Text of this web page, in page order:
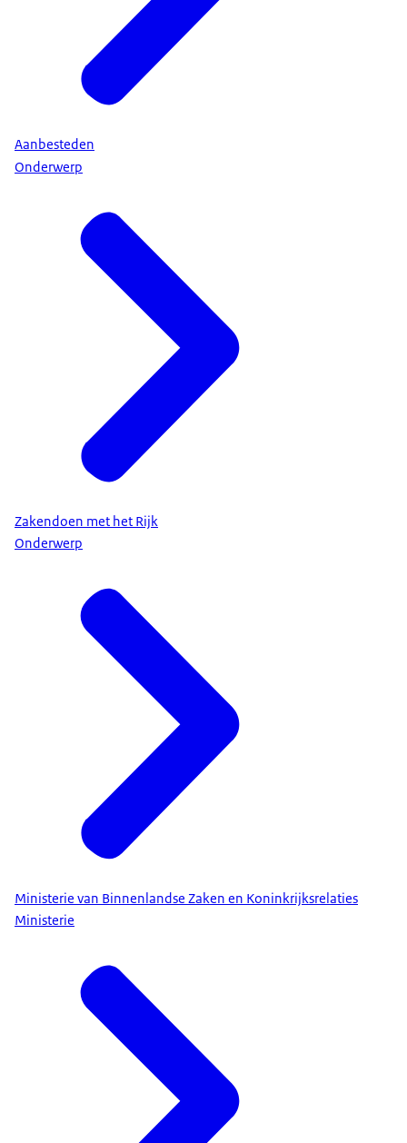
Aanbesteden
Onderwerp
Zakendoen met het Rijk
Onderwerp
Ministerie van Binnenlandse Zaken en Koninkrijksrelaties
Ministerie